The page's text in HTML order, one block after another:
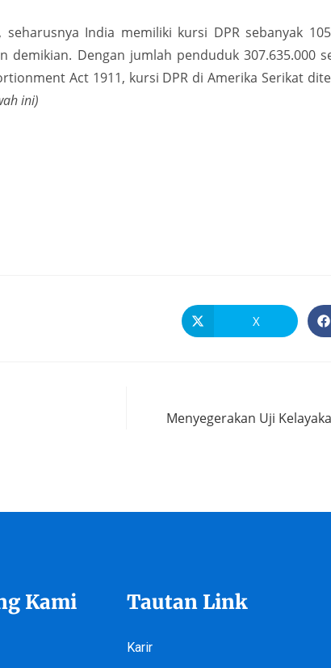
seharusnya India memiliki kursi DPR sebanyak
demikian. Dengan jumlah penduduk 307.635.000
Act 1911, kursi DPR di Amerika Serikat
ini)
X
Menyegerakan Uji
Kami Tautan Link
Karir